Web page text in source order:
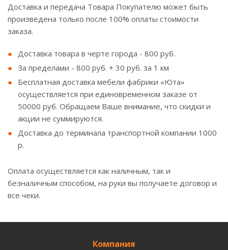
Доставка и передача Товара Покупателю может быть
произведена только после 100% оплаты стоимости
заказа.
Доставка товара в черте города - 800 руб.
За пределами - 800 руб. + 30 руб. за 1 км
Бесплатная доставка мебели фабрики «Юта»
осуществляется при единовременном заказе от
50000 руб. Обращаем Ваше внимание, что скидки и
акции не суммируются.
Доставка до терминала транспортной компании 1000
р.
Оплата осуществляется как наличным, так и
безналичным способом, на руки вы получаете договор и
все чеки.
Компания